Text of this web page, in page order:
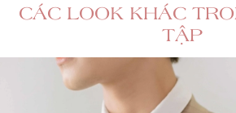
CÁC LOOK KHÁC
TẬP